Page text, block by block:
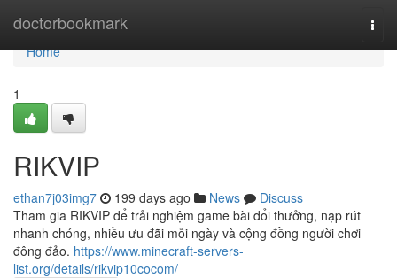
doctorbookmark
Home
Home
1
RIKVIP
ethan7j03img7 199 days ago News
Discuss
Tham gia RIKVIP để trải nghiệm game bài đổi thưởng, nạp rút
nhanh chóng, nhiều ưu đãi mỗi ngày và cộng đồng người chơi
đông đảo. https://www.minecraft-servers-
list.org/details/rikvip10cocom/